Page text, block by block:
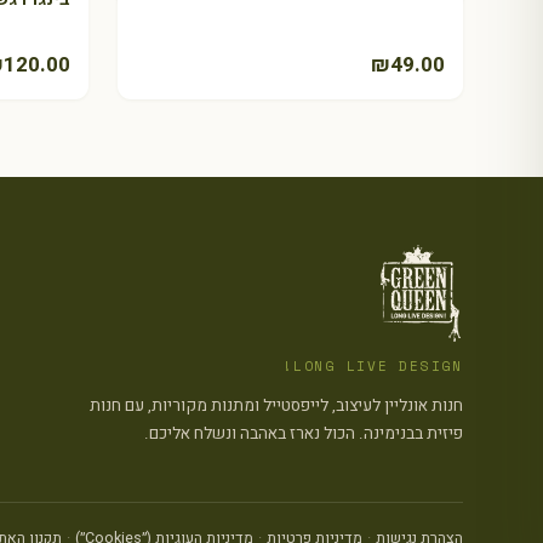
₪49.00
120.00
LONG LIVE DESIGN!
חנות אונליין לעיצוב, לייפסטייל ומתנות מקוריות, עם חנות
פיזית בבנימינה. הכול נארז באהבה ונשלח אליכם.
הצהרת נגישות · מדיניות פרטיות · מדיניות העוגיות (״Cookies״) · תקנון